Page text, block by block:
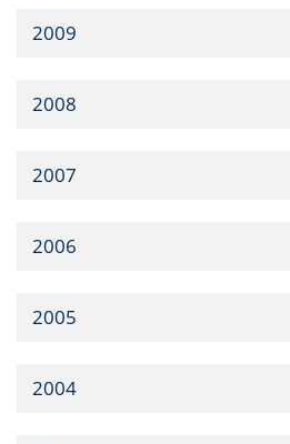
2009
2008
2007
2006
2005
2004